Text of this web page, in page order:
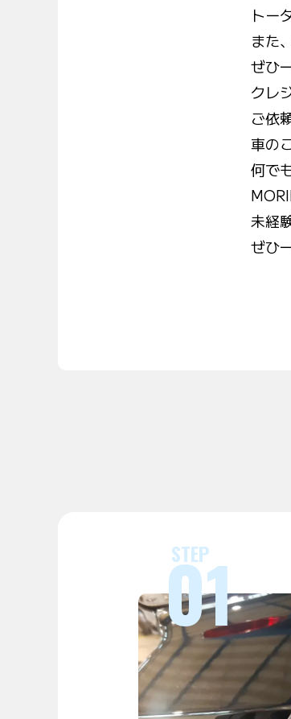
トー
また
ぜひ
クレ
ご依
車の
何で
未経
ぜひ